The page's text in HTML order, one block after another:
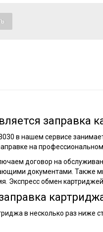
заправка
в нашем сервисе
на
договор на
документами. Также
Экспресс обмен
в несколько раз ниже